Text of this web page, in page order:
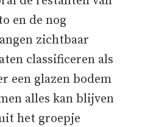
en de nog
zichtbaar
classificeren als
een glazen bodem
alles kan blijven
het groepje